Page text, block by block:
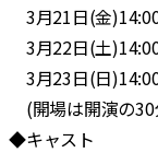
3月21日(金
3月22日(土
3月23日(日
(開場は開演の
◆キャスト